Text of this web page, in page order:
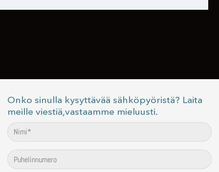
Onko sinulla kysyttävää sähköpyöristä? Laita
meille viestiä,vastaamme mieluusti.